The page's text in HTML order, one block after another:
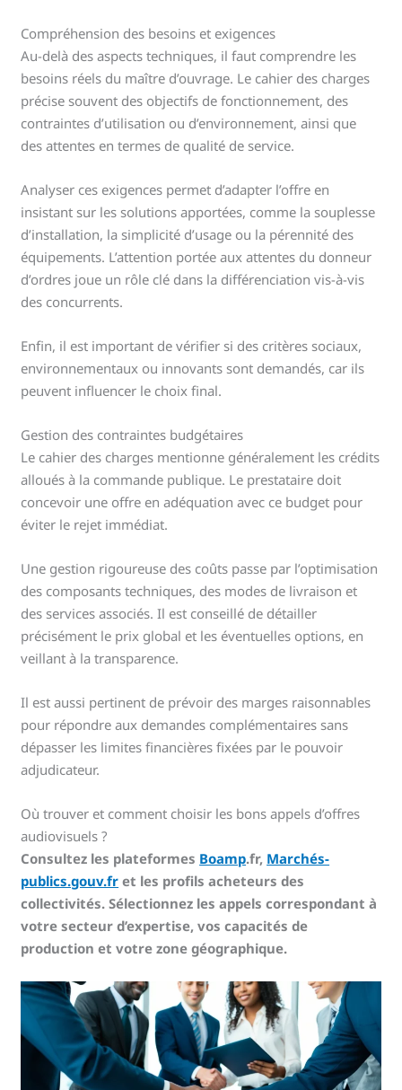
Compréhension des besoins et exigences
Au-delà des aspects techniques, il faut comprendre les
besoins réels du maître d’ouvrage. Le cahier des charges
précise souvent des objectifs de fonctionnement, des
contraintes d’utilisation ou d’environnement, ainsi que
des attentes en termes de qualité de service.
Analyser ces exigences permet d’adapter l’offre en
insistant sur les solutions apportées, comme la souplesse
d’installation, la simplicité d’usage ou la pérennité des
équipements. L’attention portée aux attentes du donneur
d’ordres joue un rôle clé dans la différenciation vis-à-vis
des concurrents.
Enfin, il est important de vérifier si des critères sociaux,
environnementaux ou innovants sont demandés, car ils
peuvent influencer le choix final.
Gestion des contraintes budgétaires
Le cahier des charges mentionne généralement les crédits
alloués à la commande publique. Le prestataire doit
concevoir une offre en adéquation avec ce budget pour
éviter le rejet immédiat.
Une gestion rigoureuse des coûts passe par l’optimisation
des composants techniques, des modes de livraison et
des services associés. Il est conseillé de détailler
précisément le prix global et les éventuelles options, en
veillant à la transparence.
Il est aussi pertinent de prévoir des marges raisonnables
pour répondre aux demandes complémentaires sans
dépasser les limites financières fixées par le pouvoir
adjudicateur.
Où trouver et comment choisir les bons appels d’offres
audiovisuels ?
Consultez les plateformes Boamp.fr, Marchés-
publics.gouv.fr et les profils acheteurs des
collectivités. Sélectionnez les appels correspondant à
votre secteur d’expertise, vos capacités de
production et votre zone géographique.